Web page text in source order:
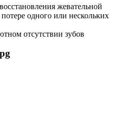
жевательной
одного или нескольких
отсутствии зубов